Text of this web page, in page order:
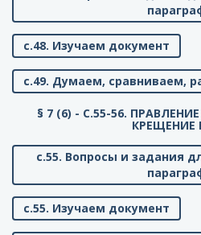
с.48. Изучаем документ
с.49. Думаем, сравниваем,
§ 7 (6) - C.55-56.
КРЕЩЕНИЕ
с.55. Вопросы и задания
с.55. Изучаем документ